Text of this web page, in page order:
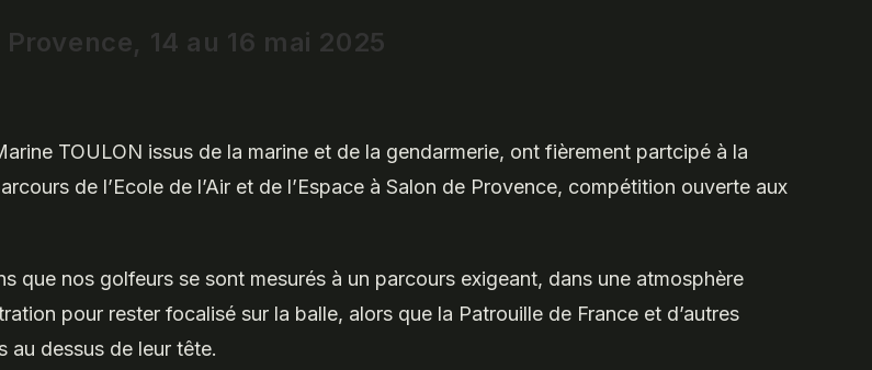
14 au 16 mai 2025
TOULON issus de la marine et de la gendarmerie, ont fièrement partcipé à la
de l’Ecole de l’Air et de l’Espace à Salon de Provence, compétition ouverte aux
que nos golfeurs se sont mesurés à un parcours exigeant, dans une atmosphère
pour rester focalisé sur la balle, alors que la Patrouille de France et d’autres
au dessus de leur tête.